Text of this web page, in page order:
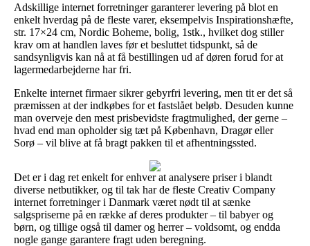
Adskillige internet forretninger garanterer levering på blot en
enkelt hverdag på de fleste varer, eksempelvis Inspirationshæfte,
str. 17×24 cm, Nordic Boheme, bolig, 1stk., hvilket dog stiller
krav om at handlen laves før et besluttet tidspunkt, så de
sandsynligvis kan nå at få bestillingen ud af døren forud for at
lagermedarbejderne har fri.
Enkelte internet firmaer sikrer gebyrfri levering, men tit er det så
præmissen at der indkøbes for et fastslået beløb. Desuden kunne
man overveje den mest prisbevidste fragtmulighed, der gerne –
hvad end man opholder sig tæt på København, Dragør eller
Sorø – vil blive at få bragt pakken til et afhentningssted.
Det er i dag ret enkelt for enhver at analysere priser i blandt
diverse netbutikker, og til tak har de fleste Creativ Company
internet forretninger i Danmark været nødt til at sænke
salgspriserne på en række af deres produkter – til babyer og
børn, og tillige også til damer og herrer – voldsomt, og endda
nogle gange garantere fragt uden beregning.